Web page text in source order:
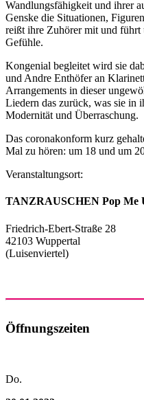
Wandlungsfähigkeit und ihrer
Genske die Situationen,
reißt ihre Zuhörer mit und führt
Gefühle.
Kongenial begleitet wird sie
und Andre Enthöfer an
Arrangements in dieser
Liedern das zurück, was sie in
Modernität und Überraschung.
Das coronakonform kurz
Mal zu hören: um 18 und um
Veranstaltungsort:
TANZRAUSCHEN Pop Me
Friedrich-Ebert-Straße 28
42103 Wuppertal
(Luisenviertel)
Öffnungszeiten
Do.